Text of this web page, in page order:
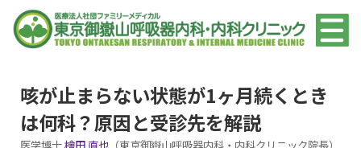
咳が止まらない状態が1ヶ月続くとき
は何科？原因と受診先を解説
医学博士檜田 直也（東京御嶽山呼吸器内科・内科クリニック院長）